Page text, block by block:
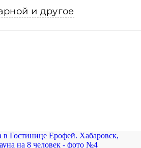
и другое